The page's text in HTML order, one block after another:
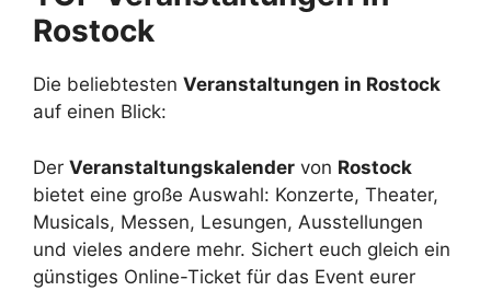
Rostock
Die beliebtesten Veranstaltungen in Rostock
auf einen Blick:
Der Veranstaltungskalender von Rostock
bietet eine große Auswahl: Konzerte, Theater,
Musicals, Messen, Lesungen, Ausstellungen
und vieles andere mehr. Sichert euch gleich ein
günstiges Online-Ticket für das Event eurer